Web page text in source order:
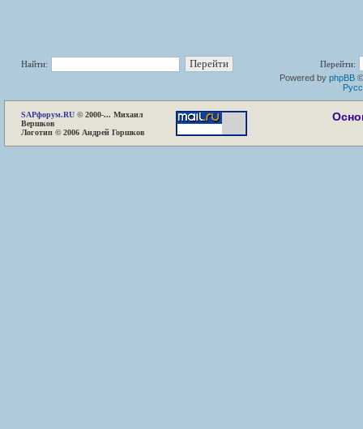
Найти:
Перейти:
Powered by phpBB
SAPфорум.RU © 2000-... Михаил
Вершков
Логотип © 2006 Андрей Горшков